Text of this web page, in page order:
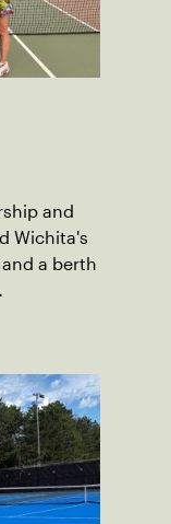
and
Wichita's
a berth